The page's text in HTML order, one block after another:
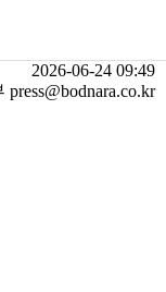
2026-06-24 09:49
press@bodnara.co.kr